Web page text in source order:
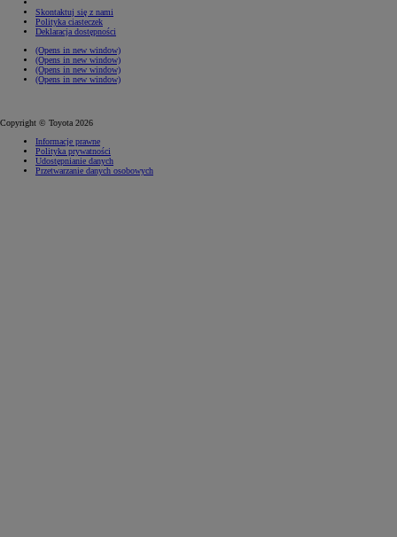
Skontaktuj się z nami
Polityka ciasteczek
Deklaracja dostępności
(Opens in new window)
(Opens in new window)
(Opens in new window)
(Opens in new window)
Copyright © Toyota 2026
Informacje prawne
Polityka prywatności
Udostępnianie danych
Przetwarzanie danych osobowych